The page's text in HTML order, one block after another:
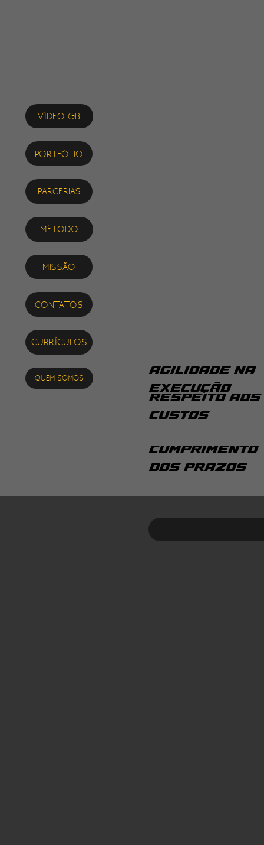
VÍDEO GB
PORTFÓLIO
PARCERIAS
MÉTODO
MISSÃO
CONTATOS
CURRÍCULOS
QUEM SOMOS
AGILIDADE NA
EXECUÇÃO
RESPEITO AOS
CUSTOS
CUMPRIMENTO
DOS PRAZOS